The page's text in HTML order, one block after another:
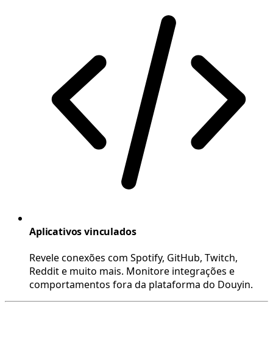
Aplicativos vinculados
Revele conexões com Spotify, GitHub, Twitch,
Reddit e muito mais. Monitore integrações e
comportamentos fora da plataforma do Douyin.